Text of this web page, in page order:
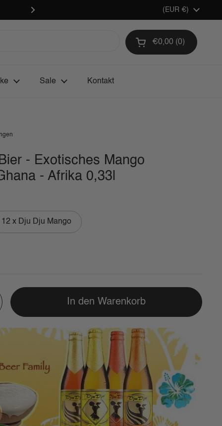
Versand ab 4,95€ - sicher & schnell
Weiter
Land/Region
(EUR €)
Warenkorb öffnen
Warenkorb
€0,00 0
im Warenkorb
Sale Kontakt
- Exotisches Mango
- Afrika 0,33l
12 x Dju Dju Mango
In den Warenkorb